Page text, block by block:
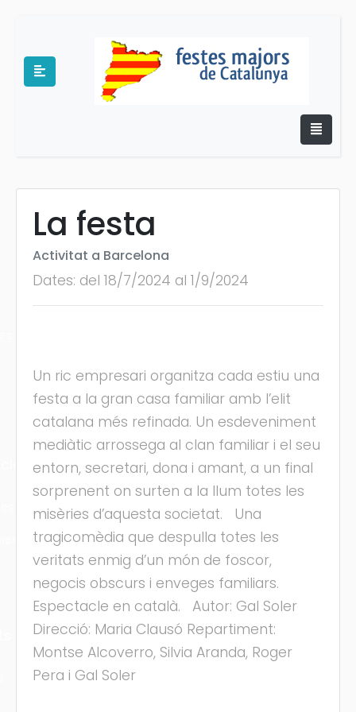
La festa
Activitat a Barcelona
Dates: del 18/7/2024 al 1/9/2024
Un ric empresari organitza cada estiu una
festa a la gran casa familiar amb l’elit
catalana més refinada. Un esdeveniment
mediàtic arrossega al clan familiar i el seu
entorn, secretari, dona i amant, a un final
sorprenent on surten a la llum totes les
misèries d’aquesta societat. Una
tragicomèdia que despulla totes les
veritats enmig d’un món de foscor,
negocis obscurs i enveges familiars.
Espectacle en català. Autor: Gal Soler
Direcció: Maria Clausó Repartiment:
Montse Alcoverro, Silvia Aranda, Roger
Pera i Gal Soler